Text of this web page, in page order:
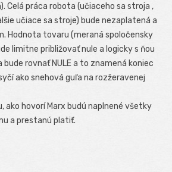
Celá práca robota (učiaceho sa stroja ,
učiace sa stroje) bude nezaplatená a
Hodnota tovaru (meraná spoločensky
limitne približovať nule a logicky s ňou
bude rovnať NULE a to znamená koniec
ako snehová guľa na rozžeravenej
ako hovorí Marx budú naplnené všetky
a prestanú platiť.